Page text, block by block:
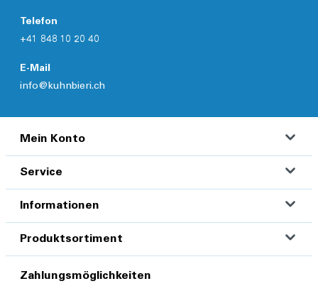
Telefon
+41 848 10 20 40
E-Mail
info@kuhnbieri.ch
Mein Konto
Service
Informationen
Produktsortiment
Zahlungsmöglichkeiten